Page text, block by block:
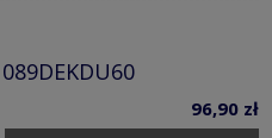
96,90 zł